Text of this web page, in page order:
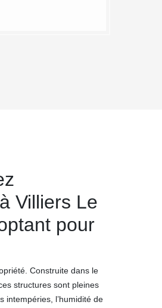
Villiers Le
pour
Construite dans le
structures sont pleines
intempéries, l’humidité de